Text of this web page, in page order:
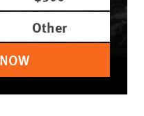
Other